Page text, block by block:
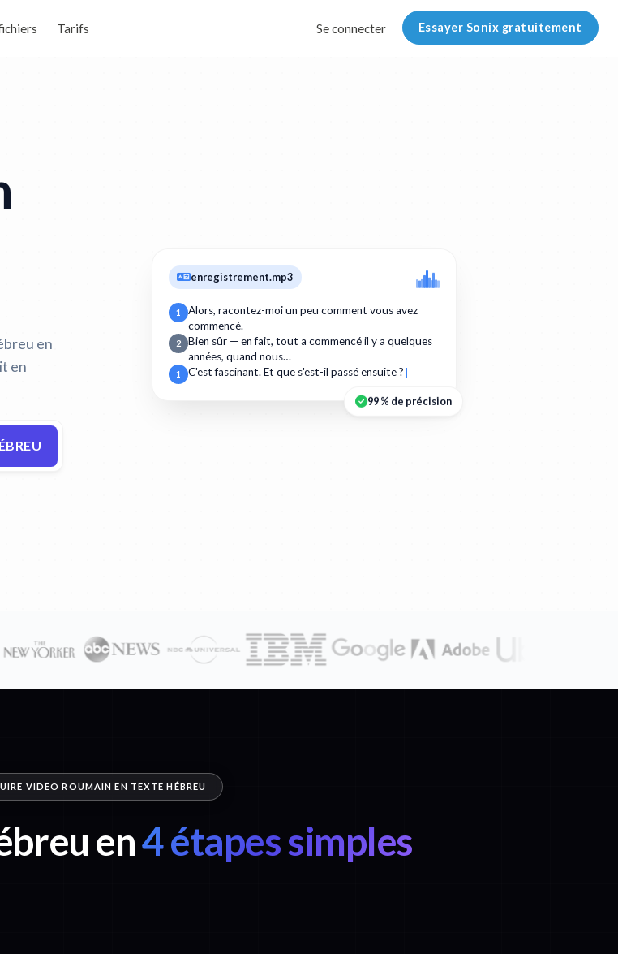
Tarifs Se connecter Essayer Sonix gratuitement
en
en
enregistrement.mp3
1
Alors, racontez-moi un peu comment vous avez
commencé.
2
Bien sûr — en fait, tout a commencé il y a quelques
années, quand nous…
1 C'est fascinant. Et que s'est-il passé ensuite ?
99 % de précision
VIDEO ROUMAIN EN TEXTE HÉBREU
en4 étapes simples